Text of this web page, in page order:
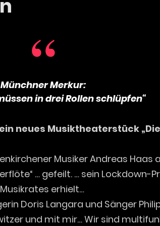
Münchner Merkur:
in drei Rollen schlüpfen“
neues Musiktheaterstück
Musiker Andreas Haas
… gefeilt. … sein Lockdown-
erhielt…
Doris Langara und Sänger
und mit mir… Wir sind